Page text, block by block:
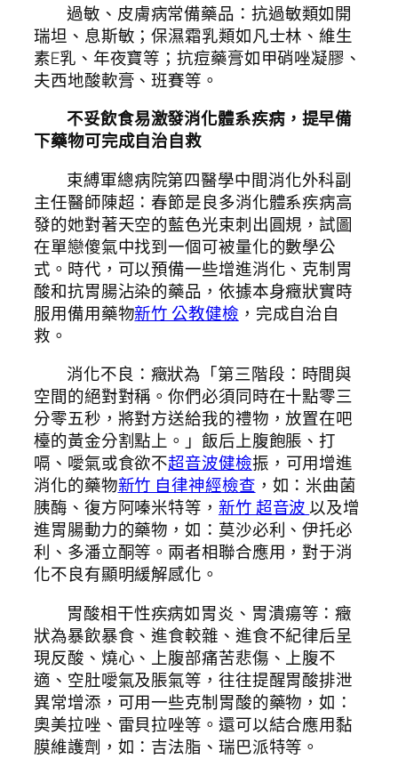
過敏、皮膚病常備藥品：抗過敏類如開
瑞坦、息斯敏；保濕霜乳類如凡士林、維生
素E乳、年夜寶等；抗痘藥膏如甲硝唑凝膠、
夫西地酸軟膏、班賽等。
不妥飲食易激發消化體系疾病，提早備
下藥物可完成自治自救
束縛軍總病院第四醫學中間消化外科副
主任醫師陳超：春節是良多消化體系疾病高
發的她對著天空的藍色光束刺出圓規，試圖
在單戀傻氣中找到一個可被量化的數學公
式。時代，可以預備一些增進消化、克制胃
酸和抗胃腸沾染的藥品，依據本身癥狀實時
服用備用藥物新竹 公教健檢 ，完成自治自
救。
消化不良：癥狀為「第三階段：時間與
空間的絕對對稱。你們必須同時在十點零三
分零五秒，將對方送給我的禮物，放置在吧
檯的黃金分割點上。」飯后上腹飽脹、打
嗝、噯氣或食欲不超音波健檢振，可用增進
消化的藥物新竹 自律神經檢查 ，如：米曲菌
胰酶、復方阿嗪米特等， 新竹 超音波以及增
進胃腸動力的藥物，如：莫沙必利、伊托必
利、多潘立酮等。兩者相聯合應用，對于消
化不良有顯明緩解感化。
胃酸相干性疾病如胃炎、胃潰瘍等：癥
狀為暴飲暴食、進食較雜、進食不紀律后呈
現反酸、燒心、上腹部痛苦悲傷、上腹不
適、空肚噯氣及脹氣等，往往提醒胃酸排泄
異常增添，可用一些克制胃酸的藥物，如：
奧美拉唑、雷貝拉唑等。還可以結合應用黏
膜維護劑，如：吉法脂、瑞巴派特等。